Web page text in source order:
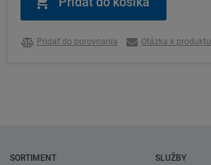
Pridať do porovnania Otázka k produktu
SORTIMENT SLUŽBY